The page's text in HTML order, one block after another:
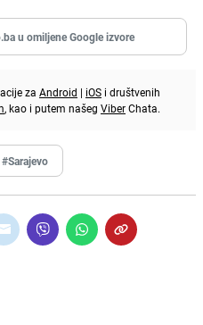
u omiljene Google izvore
za Android | iOS i društvenih
, kao i putem našeg ViberChata.
#Sarajevo